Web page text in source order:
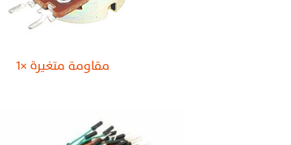
1× مقاومة متغيرة